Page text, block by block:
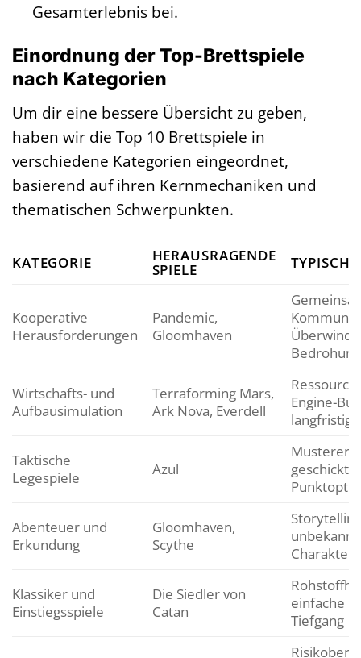
Gesamterlebnis bei.
Einordnung der Top-Brettspiele
nach Kategorien
Um dir eine bessere Übersicht zu geben,
haben wir die Top 10 Brettspiele in
verschiedene Kategorien eingeordnet,
basierend auf ihren Kernmechaniken und
thematischen Schwerpunkten.
KATEGORIE HERAUSRAGENDE
SPIELE
Kooperative
Herausforderungen
Pandemic,
Gloomhaven
Wirtschafts- und
Aufbausimulation
Terraforming Mars,
Ark Nova, Everdell
Engine-
Taktische
Legespiele
Azul
Abenteuer und
Erkundung
Gloomhaven,
Scythe
Klassiker und
Einstiegsspiele
Die Siedler von
Catan
einfache
Tiefgang